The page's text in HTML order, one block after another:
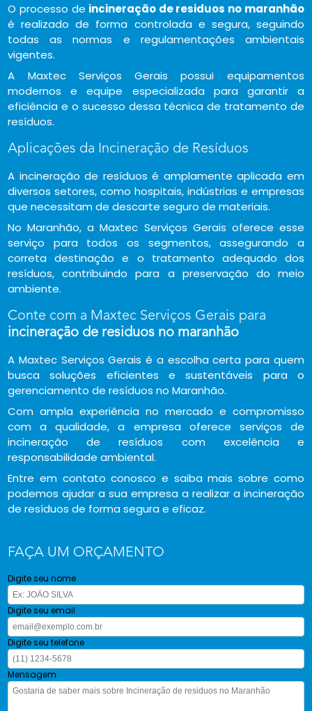
O processo de incineração de residuos no maranhão
é realizado de forma controlada e segura, seguindo
todas as normas e regulamentações ambientais
vigentes.
A Maxtec Serviços Gerais possui equipamentos
modernos e equipe especializada para garantir a
eficiência e o sucesso dessa técnica de tratamento de
resíduos.
Aplicações da Incineração de Resíduos
A incineração de resíduos é amplamente aplicada em
diversos setores, como hospitais, indústrias e empresas
que necessitam de descarte seguro de materiais.
No Maranhão, a Maxtec Serviços Gerais oferece esse
serviço para todos os segmentos, assegurando a
correta destinação e o tratamento adequado dos
resíduos, contribuindo para a preservação do meio
ambiente.
Conte com a Maxtec Serviços Gerais para
incineração de residuos no maranhão
A Maxtec Serviços Gerais é a escolha certa para quem
busca soluções eficientes e sustentáveis para o
gerenciamento de resíduos no Maranhão.
Com ampla experiência no mercado e compromisso
com a qualidade, a empresa oferece serviços de
incineração de resíduos com excelência e
responsabilidade ambiental.
Entre em contato conosco e saiba mais sobre como
podemos ajudar a sua empresa a realizar a incineração
de resíduos de forma segura e eficaz.
FAÇA UM ORÇAMENTO
Digite seu nome
Digite seu email
Digite seu telefone
Mensagem